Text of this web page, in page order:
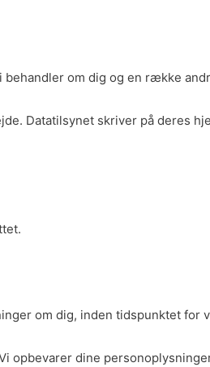
om dig og en række
Datatilsynet skriver på deres
om dig, inden tidspunktet
opbevarer dine